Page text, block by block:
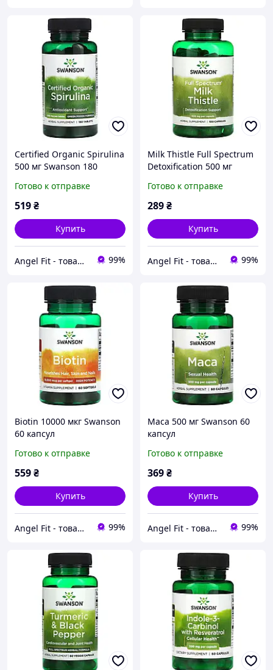
Certified Organic Spirulina
500 мг Swanson 180
Готово к отправке
519₴
Купить
Angel Fit - товари для здоров'я, спорту та активного життя 99%
Milk Thistle Full Spectrum
Detoxification 500 мг
Готово к отправке
289₴
Купить
Angel Fit - товари для здоров'я, спорту та активного життя 99%
Biotin 10000 мкг Swanson
60 капсул
Готово к отправке
559₴
Купить
Angel Fit - товари для здоров'я, спорту та активного життя 99%
Maca 500 мг Swanson 60
капсул
Готово к отправке
369₴
Купить
Angel Fit - товари для здоров'я, спорту та активного життя 99%